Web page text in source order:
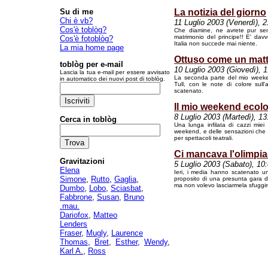
Su di me
Chi è vb?
Cos'è toblòg?
Cos'è fotoblòg?
La mia home page
toblòg per e-mail
Lascia la tua e-mail per essere avvisato
in automatico dei nuovi post di toblòg.
Cerca in toblòg
Gravitazioni
Elena
Simone, Rutto, Gaglia,
Dumbo, Lobo, Sciasbat,
Fabbrone, Susan, Bruno
.mau.
Dariofox, Matteo
Lenders
Fraser, Mugly, Laurence
Thomas, Bret, Esther, Wendy,
Karl A., Ross
La notizia del giorno
11 Luglio 2003 (Venerdì),
Che diamine, ne avrete pur
matrimonio del principe!! E'
Italia non succede mai niente.
Ottuso come un
10 Luglio 2003 (Giovedì),
La seconda parte del mio
Tull, con le note di colore
scatenato.
Il mio weekend
8 Luglio 2003 (Martedì),
Una lunga infilata di cazzi
weekend, e delle sensazioni
per spettacoli teatrali.
Ci mancava
5 Luglio 2003 (Sabato),
Ieri, i media hanno scatenato
proposito di una presunta gara
ma non volevo lasciarmela